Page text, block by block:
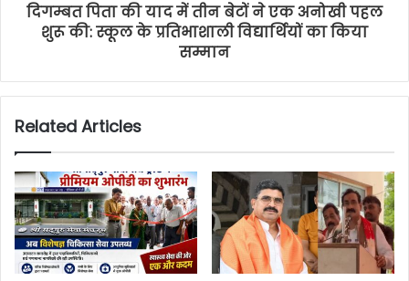
दिगम्बत पिता की याद में तीन बेटों ने एक अनोखी पहल
शुरू की: स्कूल के प्रतिभाशाली विद्यार्थियों का किया
सम्मान
Related Articles